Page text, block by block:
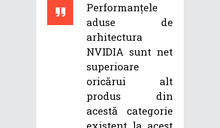
Performanțele
aduse de
arhitectura
NVIDIA sunt net
superioare
oricărui alt
produs din
acestă categorie